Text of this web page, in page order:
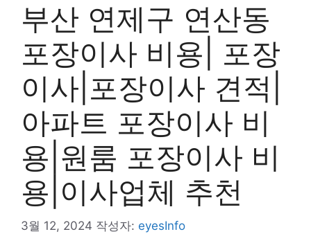
부산 연제구 연산동
포장이사 비용| 포장
이사|포장이사 견적|
아파트 포장이사 비
용|원룸 포장이사 비
용|이사업체 추천
3월 12, 2024 작성자: eyesInfo